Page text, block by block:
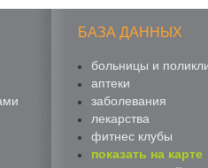
БАЗА ДАННЫХ
больницы и
аптеки
заболевания
лекарства
фитнес клубы
показать на карте